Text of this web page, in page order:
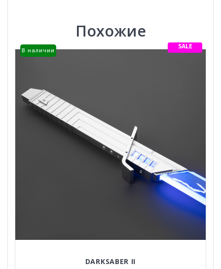
Похожие
SALE
В наличии
DARKSABER II